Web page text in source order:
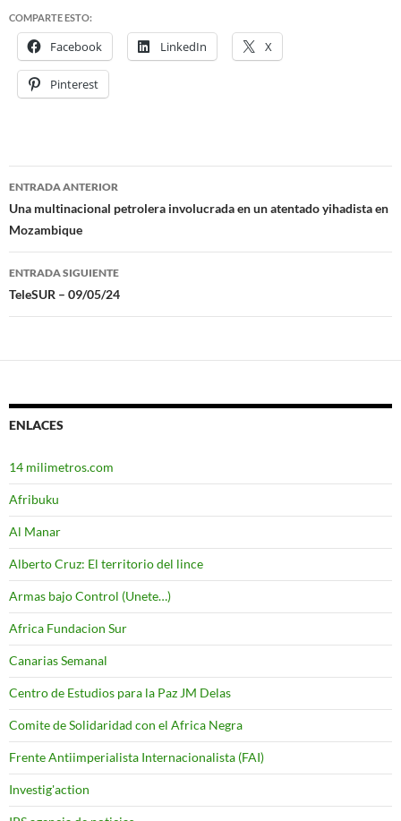
COMPARTE ESTO:
Facebook LinkedIn X
Pinterest
Navegación
de
entradas
ENTRADA ANTERIOR
Una multinacional petrolera involucrada en un atentado yihadista en
Mozambique
ENTRADA SIGUIENTE
TeleSUR – 09/05/24
ENLACES
14 milimetros.com
Afribuku
Al Manar
Alberto Cruz: El territorio del lince
Armas bajo Control (Unete…)
Africa Fundacion Sur
Canarias Semanal
Centro de Estudios para la Paz JM Delas
Comite de Solidaridad con el Africa Negra
Frente Antiimperialista Internacionalista (FAI)
Investig'action